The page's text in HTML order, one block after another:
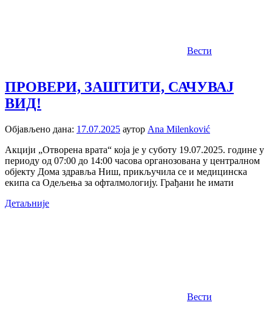
Вести
ПРОВЕРИ, ЗАШТИТИ, САЧУВАЈ
ВИД!
Објављено дана: 17.07.2025 аутор Ana Milenković
Акцији „Отворена врата“ која је у суботу 19.07.2025. године у
периоду од 07:00 до 14:00 часова органозована у централном
објекту Дома здравља Ниш, прикључила се и медицинска
екипа са Одељења за офталмологију. Грађани ће имати
Детаљније
Вести